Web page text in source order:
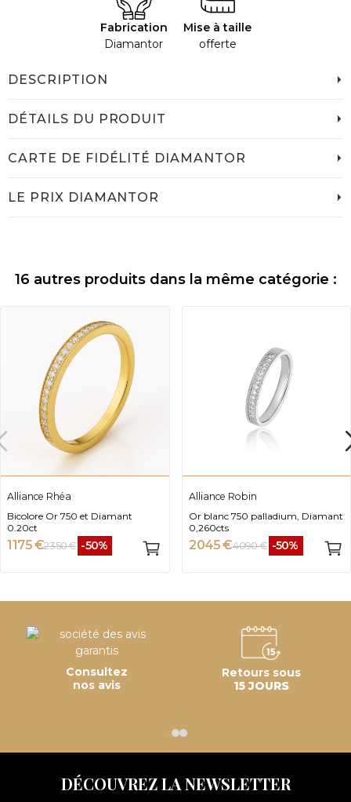
Fabrication
Diamantor
Mise à taille
offerte
DESCRIPTION
DÉTAILS DU PRODUIT
CARTE DE FIDÉLITÉ DIAMANTOR
LE PRIX DIAMANTOR
16 autres produits dans la même catégorie :
Alliance Rhéa
Bicolore Or 750 et Diamant
0.20ct
1 175 €2 350 € -50%
Alliance Robin
Or blanc 750 palladium, Diamant
0,260cts
2 045 €4 090 € -50%
Consultez
nos avis
Retours sous
15 JOURS
DÉCOUVREZ LA NEWSLETTER